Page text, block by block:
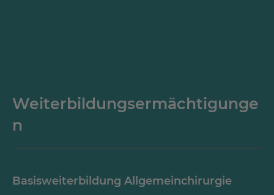
Weiterbildungsermächtigunge
n
Basisweiterbildung Allgemeinchirurgie